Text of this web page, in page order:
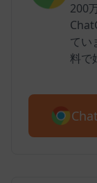
200
てい
料で